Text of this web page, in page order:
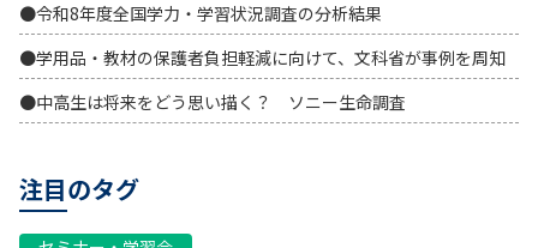
●令和8年度全国学力・学習状況調査の分析結果
●学用品・教材の保護者負担軽減に向けて、文科省が事例を周知
●中高生は将来をどう思い描く？ ソニー生命調査
注目のタグ